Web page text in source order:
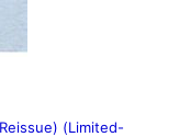
(Limited-